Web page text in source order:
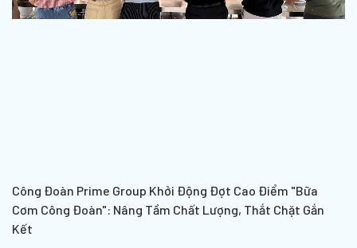
Công Đoàn Prime Group Khởi Động Đợt Cao Điểm "Bữa
Cơm Công Đoàn": Nâng Tầm Chất Lượng, Thắt Chặt Gắn
Kết